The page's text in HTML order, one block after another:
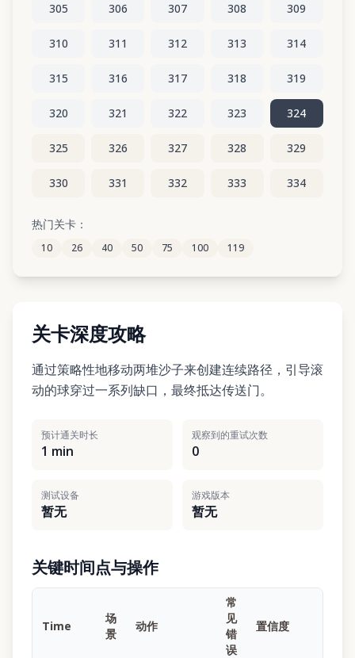
305
306 307 308 309
310 311 312 313 314
315 316 317 318 319
320 321 322 323 324
325 326 327 328 329
330 331 332 333 334
335
340 341 342 343
热门关卡：
10 26 40 50 75 100 119
关卡深度攻略
通过策略性地移动两堆沙子来创建连续路径，引导滚
动的球穿过一系列缺口，最终抵达传送门。
预计通关时长
1 min
观察到的重试次数
0
测试设备
暂无
游戏版本
暂无
关键时间点与操作
Time
场
景
动作
常
见
错
误
置信度